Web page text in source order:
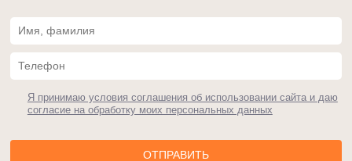
Я принимаю условия соглашения об использовании сайта и даю
согласие на обработку моих персональных данных